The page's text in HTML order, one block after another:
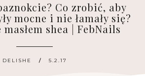
Co zrobić, aby
mocne i nie łamały się?
masłem shea | FebNails
DELISHE 5.2.17